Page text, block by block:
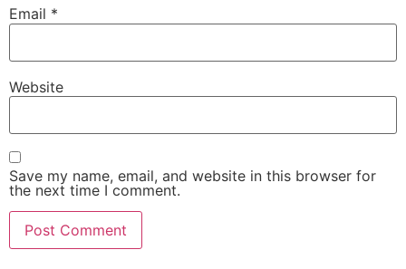
Email *
Website
Save my name, email, and website in this browser for
the next time I comment.